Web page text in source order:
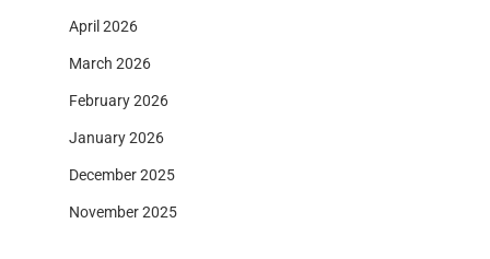
April 2026
March 2026
February 2026
January 2026
December 2025
November 2025